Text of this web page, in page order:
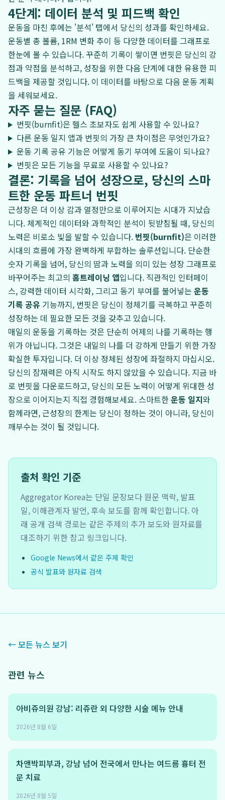
4단계: 데이터 분석 및 피드백 확인
운동을 마친 후에는 '분석' 탭에서 당신의 성과를 확인하세요.
운동별 총 볼륨, 1RM 변화 추이 등 다양한 데이터를 그래프로
한눈에 볼 수 있습니다. 꾸준히 기록이 쌓이면 번핏은 당신의 강
점과 약점을 분석하고, 성장을 위한 다음 단계에 대한 유용한 피
드백을 제공할 것입니다. 이 데이터를 바탕으로 다음 운동 계획
을 세워보세요.
자주 묻는 질문 (FAQ)
번핏(burnfit)은 헬스 초보자도 쉽게 사용할 수 있나요?
다른 운동 일지 앱과 번핏의 가장 큰 차이점은 무엇인가요?
운동 기록 공유 기능은 어떻게 동기 부여에 도움이 되나요?
번핏은 모든 기능을 무료로 사용할 수 있나요?
결론: 기록을 넘어 성장으로, 당신의 스마
트한 운동 파트너 번핏
근성장은 더 이상 감과 열정만으로 이루어지는 시대가 지났습
니다. 체계적인 데이터와 과학적인 분석이 뒷받침될 때, 당신의
노력은 비로소 빛을 발할 수 있습니다. 번핏(burnfit)은 이러한
시대의 흐름에 가장 완벽하게 부합하는 솔루션입니다. 단순한
숫자 기록을 넘어, 당신의 땀과 노력을 의미 있는 성장 그래프로
바꾸어주는 최고의 홈트레이닝 앱입니다. 직관적인 인터페이
스, 강력한 데이터 시각화, 그리고 동기 부여를 불어넣는 운동
기록 공유 기능까지, 번핏은 당신이 정체기를 극복하고 꾸준히
성장하는 데 필요한 모든 것을 갖추고 있습니다.
매일의 운동을 기록하는 것은 단순히 어제의 나를 기록하는 행
위가 아닙니다. 그것은 내일의 나를 더 강하게 만들기 위한 가장
확실한 투자입니다. 더 이상 정체된 성장에 좌절하지 마십시오.
당신의 잠재력은 아직 시작도 하지 않았을 수 있습니다. 지금 바
로 번핏을 다운로드하고, 당신의 모든 노력이 어떻게 위대한 성
장으로 이어지는지 직접 경험해보세요. 스마트한운동 일지와
함께라면, 근성장의 한계는 당신이 정하는 것이 아니라, 당신이
깨부수는 것이 될 것입니다.
출처 확인 기준
Aggregator Korea는 단일 문장보다 원문 맥락, 발표
일, 이해관계자 발언, 후속 보도를 함께 확인합니다. 아
래 공개 검색 경로는 같은 주제의 추가 보도와 원자료를
대조하기 위한 참고 링크입니다.
Google News에서 같은 주제 확인
공식 발표와 원자료 검색
← 모든 뉴스 보기
관련 뉴스
아비쥬의원 강남: 리쥬란 외 다양한 시술 메뉴 안내
2026년 8월 6일
차앤박피부과, 강남 넘어 전국에서 만나는 여드름 흉터 전
문 치료
2026년 8월 5일